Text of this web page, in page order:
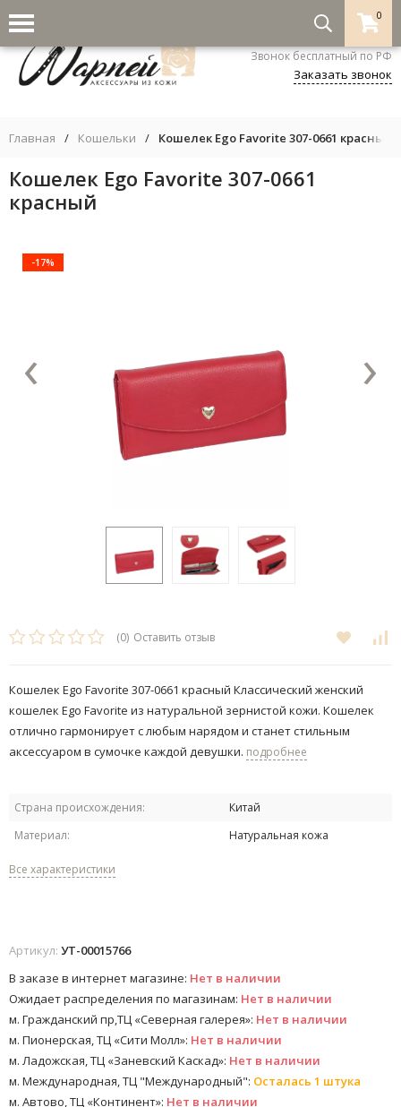
0
8-800-333-5530
Звонок бесплатный по РФ
Заказать звонок
Главная / Кошельки / Кошелек Ego Favorite 307-0661 красный
Кошелек Ego Favorite 307-0661
красный
-17%
‹ ›
(0) Оставить отзыв
Кошелек Ego Favorite 307-0661 красный Классический женский
кошелек Ego Favorite из натуральной зернистой кожи. Кошелек
отлично гармонирует с любым нарядом и станет стильным
аксессуаром в сумочке каждой девушки. подробнее
Страна происхождения:
Китай
Материал:
Натуральная кожа
Все характеристики
Артикул: УТ-00015766
В заказе в интернет магазине: Нет в наличии
Ожидает распределения по магазинам: Нет в наличии
м. Гражданский пр,ТЦ «Северная галерея»: Нет в наличии
м. Пионерская, ТЦ «Сити Молл»: Нет в наличии
м. Ладожская, ТЦ «Заневский Каскад»: Нет в наличии
м. Международная, ТЦ "Международный": Осталась 1 штука
м. Автово, ТЦ «Континент»: Нет в наличии